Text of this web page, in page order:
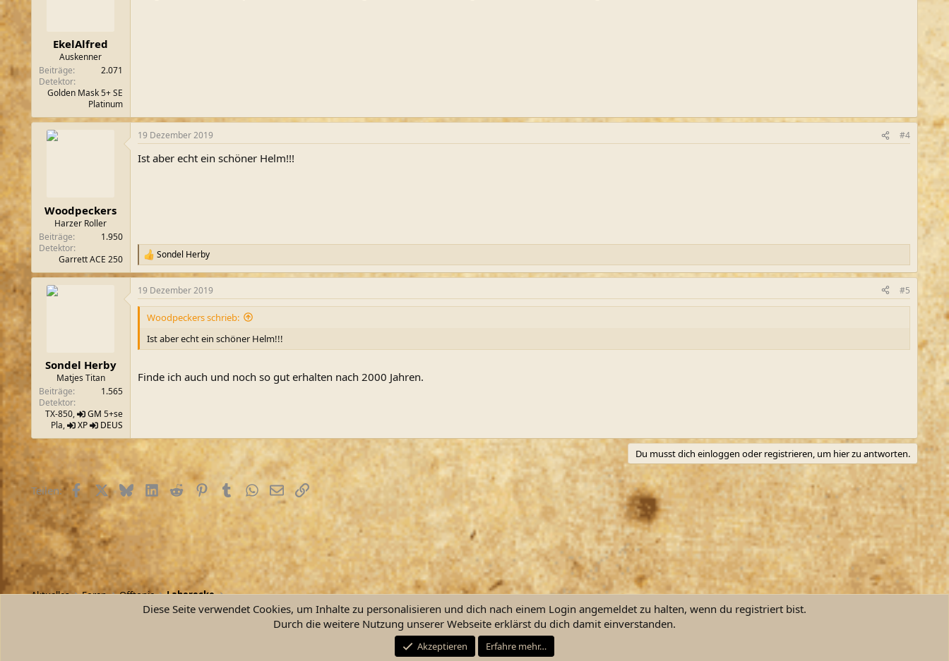
EkelAlfred
Auskenner
Beiträge
2.071
Detektor
Golden Mask 5+ SE
Platinum
Woodpeckers
Harzer Roller
Beiträge
1.950
Detektor
Garrett ACE 250
19 Dezember 2019 #4
Ist aber echt ein schöner Helm!!!
R
e
a
k
t
n
e
:
Sondel Herby
Sondel Herby
Matjes Titan
Beiträge
1.565
Detektor
TX-850,
GM 5+se
Pla,
XP DEUS
19 Dezember 2019 #5
Woodpeckers schrieb:
Ist aber echt ein schöner Helm!!!
Finde ich auch und noch so gut erhalten nach 2000 Jahren.
Du musst dich einloggen oder registrieren, um hier zu antworten.
Teilen: FacebookX (Twitter)
BlueskyLinkedIn
Reddit PinterestTumblrWhatsApp
E-MailLink
Aktuelles Foren Offtopic Laberecke
Kontakt Nutzungsbedingungen
Community platform by XenForo ® © 2010-2026 XenForo Ltd.
Diese Seite verwendet Cookies, um Inhalte zu personalisieren und dich nach einem Login angemeldet zu halten, wenn du registriert bist.
Durch die weitere Nutzung unserer Webseite erklärst du dich damit einverstanden.
Akzeptieren Erfahre mehr…